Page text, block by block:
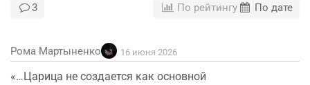
3 По рейтингу По дате
Рома Мартыненко 16 июня 2026
«…Царица не создается как основной